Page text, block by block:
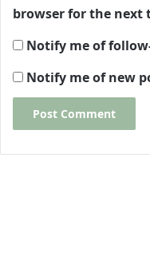
browser for the next
Notify me of
Notify me of new